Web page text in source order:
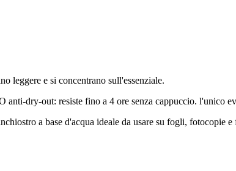
leggere e si concentrano sull'essenziale.
dry-out: resiste fino a 4 ore senza cappuccio. l'unico
a base d'acqua ideale da usare su fogli, fotocopie e